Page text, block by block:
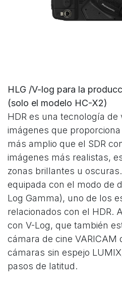
HLG /V-log para la
(solo el modelo HC-X2)
HDR es una tecnología de
imágenes que
más amplio que el SDR
imágenes más realistas,
zonas brillantes u
equipada con el modo de
Log Gamma), uno de los
relacionados con el HDR.
con V-Log, que también
cámara de cine VARICAM
cámaras sin espejo
pasos de latitud.